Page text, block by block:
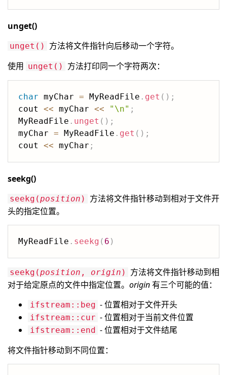
unget()
unget()
方法将文件指针向后移动一个字符。
使用 unget() 方法打印同一个字符两次：
char myChar = MyReadFile . get ( ) ;
cout << myChar << "\n" ;
MyReadFile . unget ( ) ;
myChar = MyReadFile . get ( ) ;
cout << myChar ;
seekg()
seekg(position )
方法将文件指针移动到相对于文件开
头的指定位置。
MyReadFile . seekg ( 6 )
seekg(position , origin )
方法将文件指针移动到相
对于给定原点的文件中指定位置。 origin有三个可能的值：
ifstream::beg - 位置相对于文件开头
ifstream::cur - 位置相对于当前文件位置
ifstream::end - 位置相对于文件结尾
将文件指针移动到不同位置：